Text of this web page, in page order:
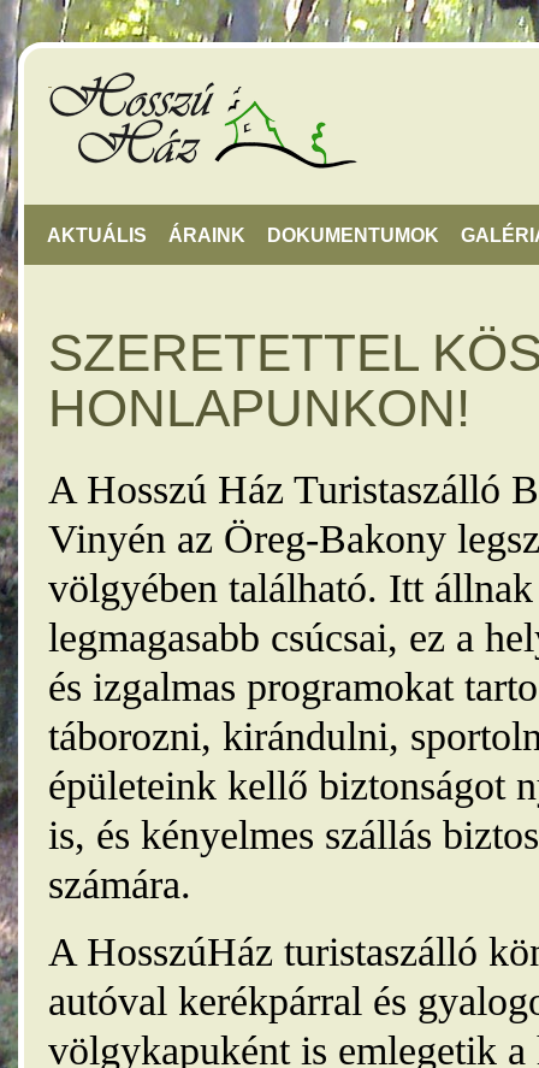
AKTUÁLIS ÁRAINK DOKUMENTUMOK
SZERETETTEL
HONLAPUNKON!
A Hosszú Ház Turistaszálló
Vinyén az Öreg-Bakony
völgyében található. Itt
legmagasabb csúcsai, ez a
és izgalmas programokat
táborozni, kirándulni,
épületeink kellő biztonságot
is, és kényelmes szállás
számára.
A HosszúHáz turistaszálló
autóval kerékpárral és
völgykapuként is emlegetik